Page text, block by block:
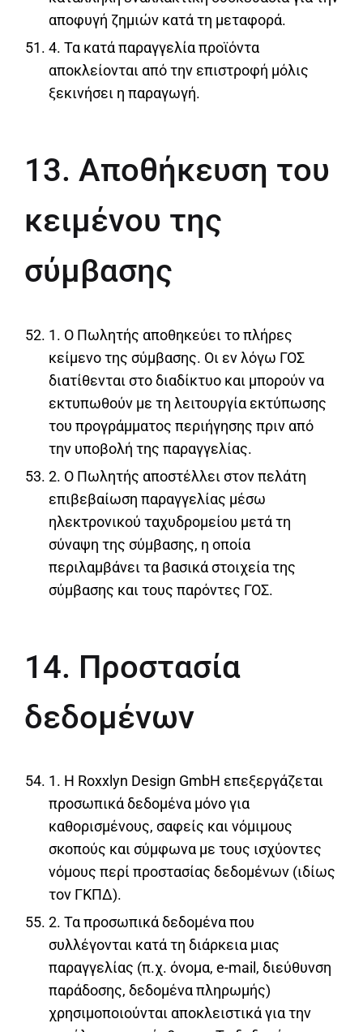
αποφυγή ζημιών κατά τη μεταφορά.
4. Τα κατά παραγγελία προϊόντα
αποκλείονται από την επιστροφή μόλις
ξεκινήσει η παραγωγή.
13. Αποθήκευση του
κειμένου της
σύμβασης
1. Ο Πωλητής αποθηκεύει το πλήρες
κείμενο της σύμβασης. Οι εν λόγω ΓΟΣ
διατίθενται στο διαδίκτυο και μπορούν να
εκτυπωθούν με τη λειτουργία εκτύπωσης
του προγράμματος περιήγησης πριν από
την υποβολή της παραγγελίας.
2. Ο Πωλητής αποστέλλει στον πελάτη
επιβεβαίωση παραγγελίας μέσω
ηλεκτρονικού ταχυδρομείου μετά τη
σύναψη της σύμβασης, η οποία
περιλαμβάνει τα βασικά στοιχεία της
σύμβασης και τους παρόντες ΓΟΣ.
14. Προστασία
δεδομένων
1. Η Roxxlyn Design GmbH επεξεργάζεται
προσωπικά δεδομένα μόνο για
καθορισμένους, σαφείς και νόμιμους
σκοπούς και σύμφωνα με τους ισχύοντες
νόμους περί προστασίας δεδομένων (ιδίως
τον ΓΚΠΔ).
2. Τα προσωπικά δεδομένα που
συλλέγονται κατά τη διάρκεια μιας
παραγγελίας (π.χ. όνομα, e-mail, διεύθυνση
παράδοσης, δεδομένα πληρωμής)
χρησιμοποιούνται αποκλειστικά για την